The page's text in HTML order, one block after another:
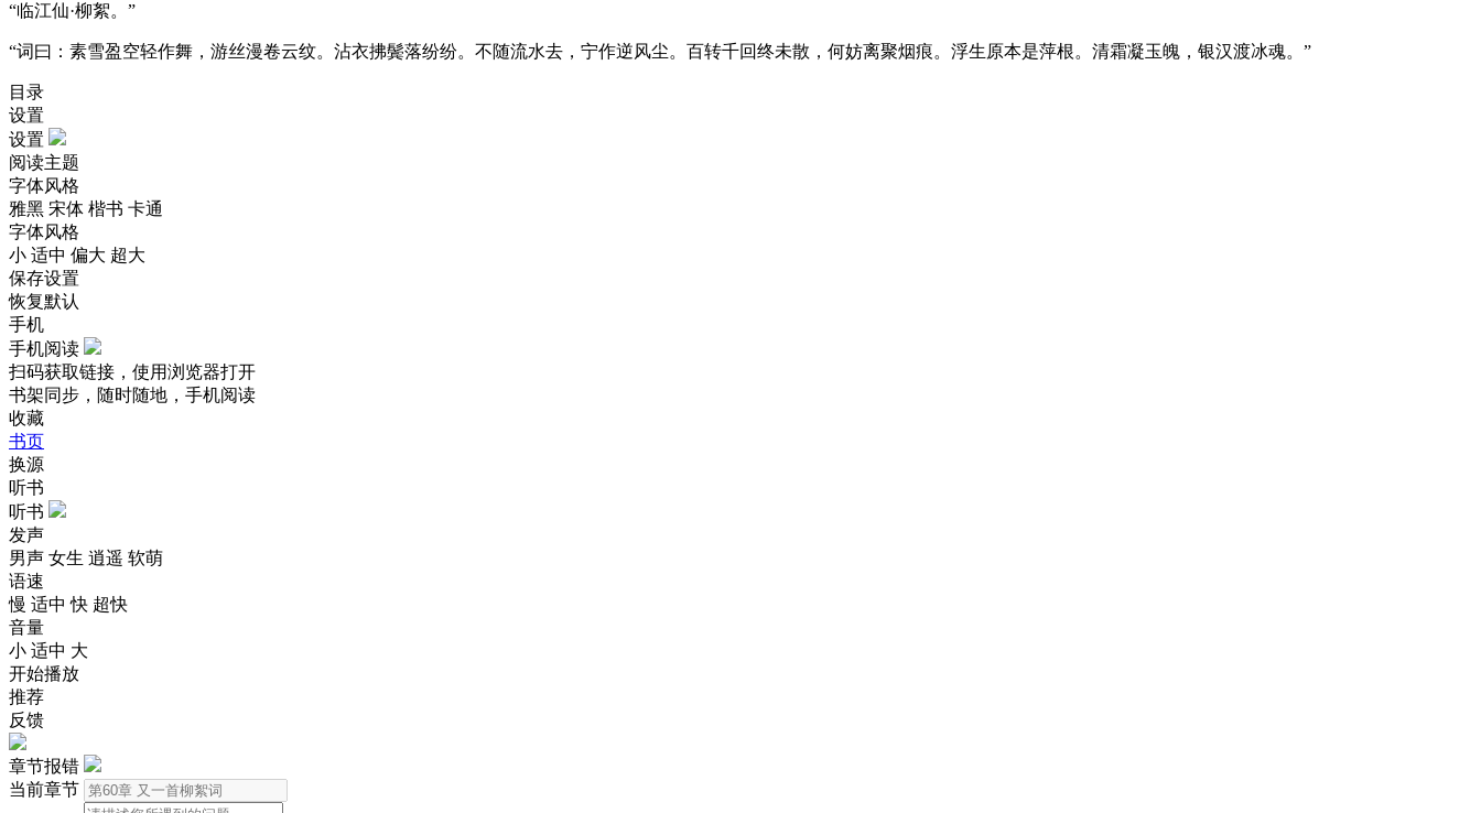
“临江仙·柳絮。”
“词曰：素雪盈空轻作舞，游丝漫卷云纹。沾衣拂鬓落纷纷。不随流水去，宁作逆风尘。百转千回终未散，何妨离聚烟痕。浮生原本是萍根。清霜凝玉魄，银汉渡冰魂。”
目录
设置
设置
阅读主题
字体风格
雅黑 宋体 楷书 卡通
字体风格
小 适中 偏大 超大
保存设置
恢复默认
手机
手机阅读
扫码获取链接，使用浏览器打开
书架同步，随时随地，手机阅读
收藏
书页
换源
听书
听书
发声
男声 女生 逍遥 软萌
语速
慢 适中 快 超快
音量
小 适中 大
开始播放
推荐
反馈
章节报错
当前章节